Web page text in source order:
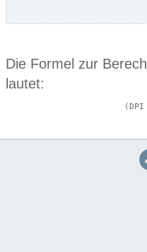
Die Formel zur
lautet: